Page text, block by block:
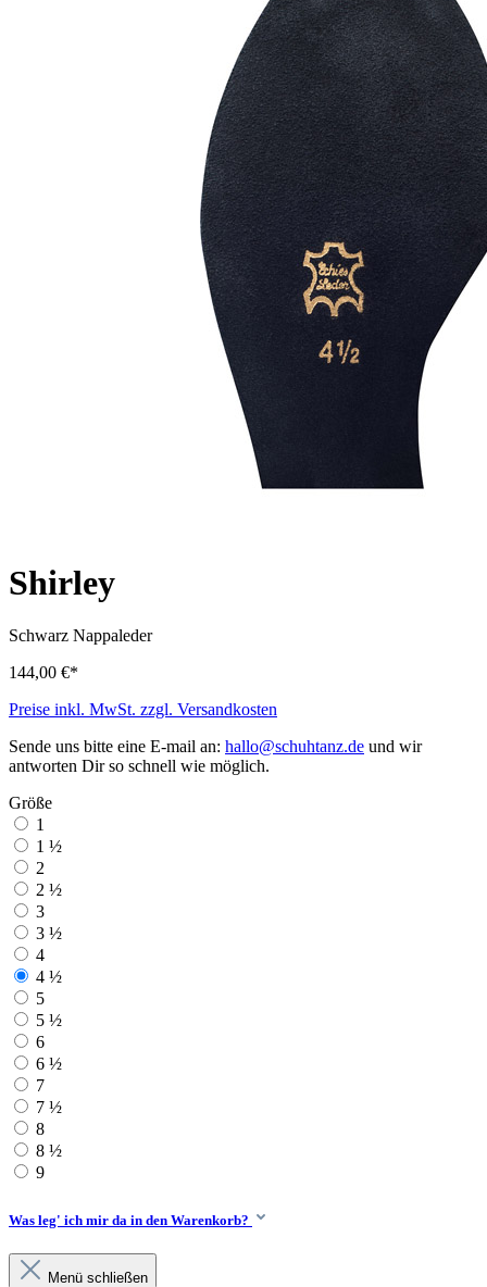
Shirley
Schwarz Nappaleder
144,00 €*
Preise inkl. MwSt. zzgl. Versandkosten
Sende uns bitte eine E-mail an: hallo@schuhtanz.de und wir
antworten Dir so schnell wie möglich.
Größe
1
1 ½
2
2 ½
3
3 ½
4
4 ½
5
5 ½
6
6 ½
7
7 ½
8
8 ½
9
Was leg' ich mir da in den Warenkorb?
Menü schließen